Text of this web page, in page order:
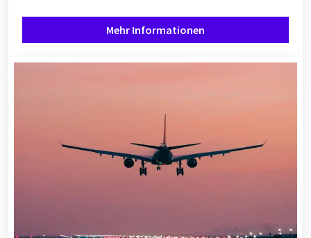
Mehr Informationen